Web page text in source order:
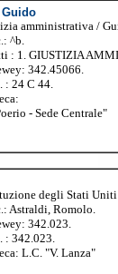
Guido
amministrativa /
^b.
: 1. GIUSTIZIA
342.45066.
24 C 44.
- Sede Centrale"
degli Stati Uniti
Astraldi, Romolo.
342.023.
342.023.
L.C. "V. Lanza"